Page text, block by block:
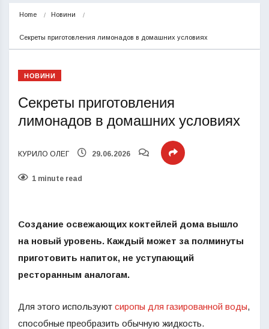
Home Новини
Секреты приготовления лимонадов в домашних условиях
НОВИНИ
Секреты приготовления
лимонадов в домашних условиях
КУРИЛО ОЛЕГ 29.06.2026
1 minute read
Создание освежающих коктейлей дома вышло
на новый уровень. Каждый может за полминуты
приготовить напиток, не уступающий
ресторанным аналогам.
Для этого используют сиропы для газированной воды,
способные преобразить обычную жидкость.